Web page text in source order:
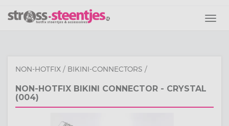
NON-HOTFIX / BIKINI-CONNECTORS /
NON-HOTFIX BIKINI CONNECTOR - CRYSTAL
(004)